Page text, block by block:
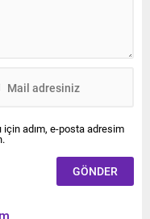
için adım, e-posta adresim